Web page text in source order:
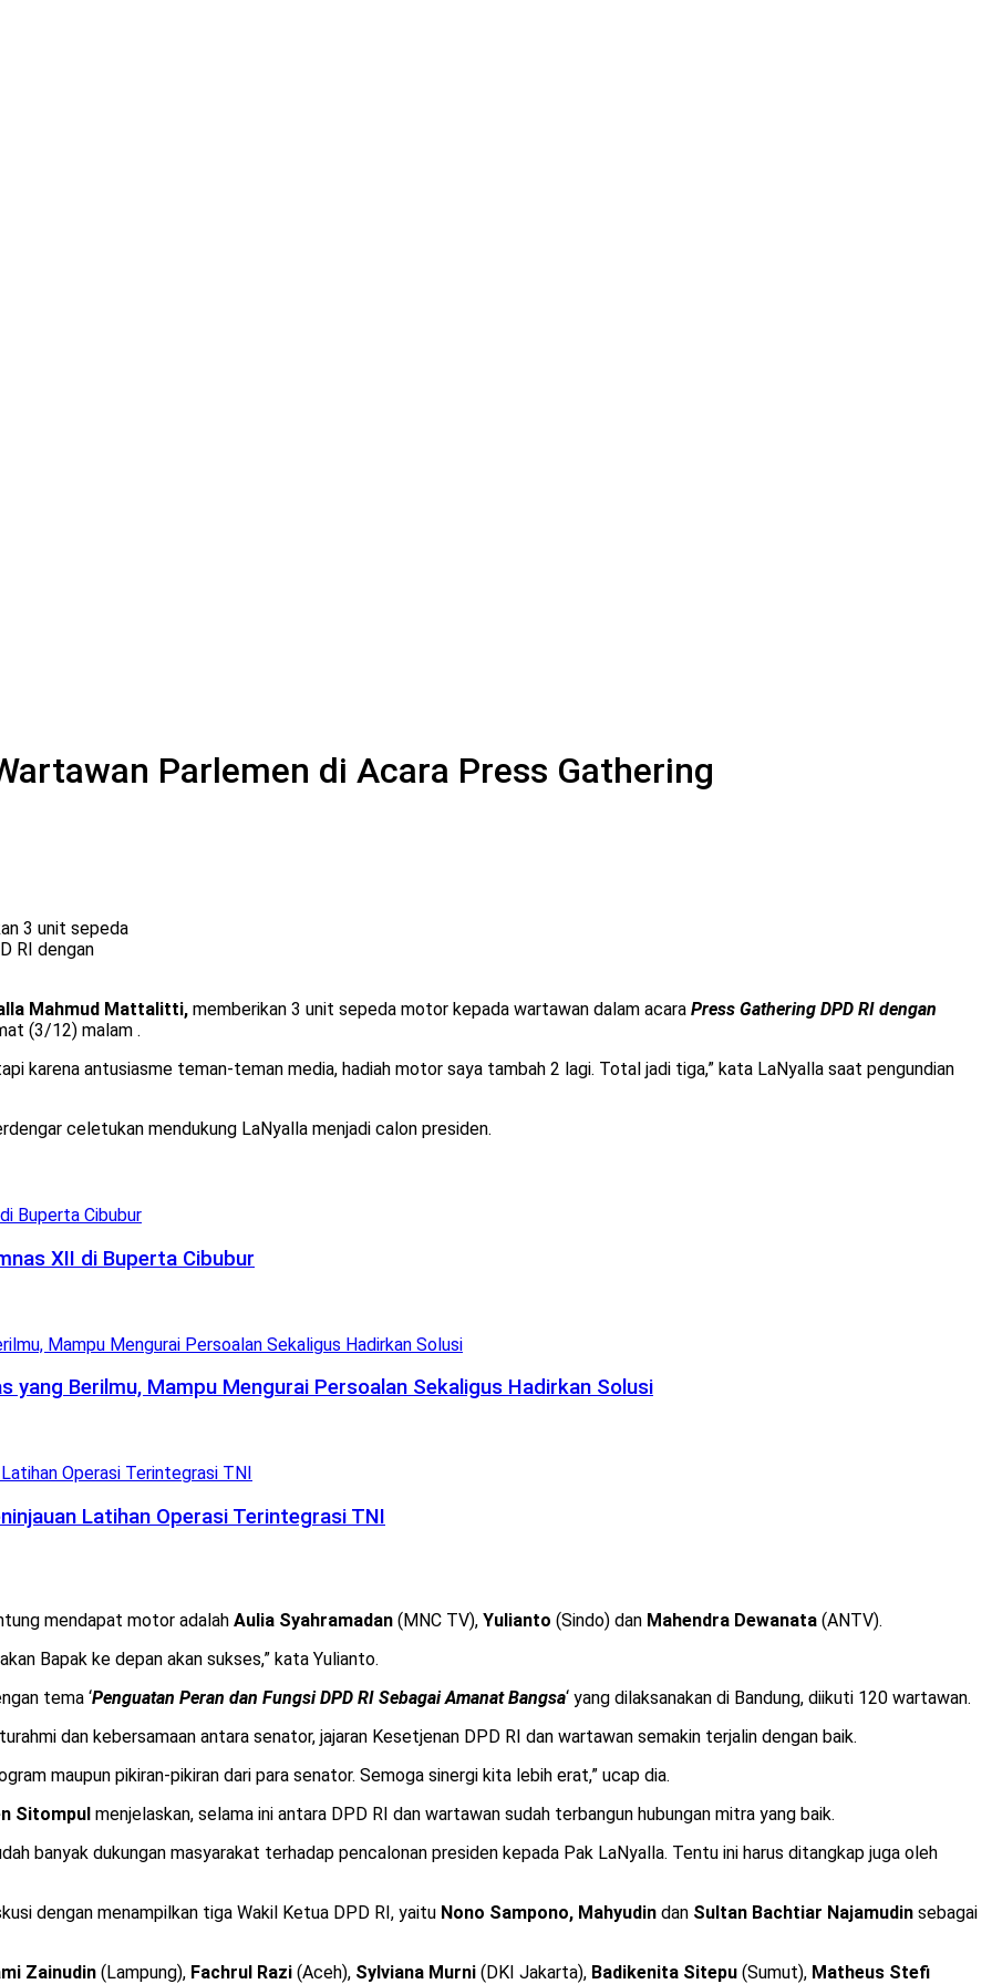
Parlemen di Acara Press Gathering
3 unit sepeda
RI dengan
Mahmud Mattalitti, memberikan 3 unit sepeda motor kepada wartawan dalam acara Press Gathering DPD RI dengan
(3/12) malam .
karena antusiasme teman-teman media, hadiah motor saya tambah 2 lagi. Total jadi tiga,” kata LaNyalla saat pengundian
celetukan mendukung LaNyalla menjadi calon presiden.
XII di Buperta Cibubur
yang Berilmu, Mampu Mengurai Persoalan Sekaligus Hadirkan Solusi
Latihan Operasi Terintegrasi TNI
mendapat motor adalah Aulia Syahramadan (MNC TV), Yulianto (Sindo) dan Mahendra Dewanata (ANTV).
Bapak ke depan akan sukses,” kata Yulianto.
tema ‘Penguatan Peran dan Fungsi DPD RI Sebagai Amanat Bangsa‘ yang dilaksanakan di Bandung, diikuti 120 wartawan.
dan kebersamaan antara senator, jajaran Kesetjenan DPD RI dan wartawan semakin terjalin dengan baik.
maupun pikiran-pikiran dari para senator. Semoga sinergi kita lebih erat,” ucap dia.
Sitompul menjelaskan, selama ini antara DPD RI dan wartawan sudah terbangun hubungan mitra yang baik.
banyak dukungan masyarakat terhadap pencalonan presiden kepada Pak LaNyalla. Tentu ini harus ditangkap juga oleh
dengan menampilkan tiga Wakil Ketua DPD RI, yaitu Nono Sampono, Mahyudin dan Sultan Bachtiar Najamudin sebagai
Zainudin (Lampung), Fachrul Razi (Aceh), Sylviana Murni (DKI Jakarta), Badikenita Sitepu (Sumut), Matheus Stefi